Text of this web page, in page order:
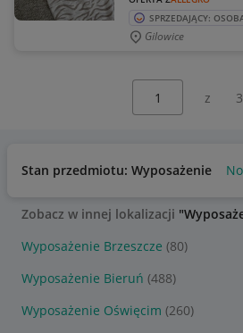
SPRZEDAJĄCY:
Gilowice
z 3
Stan przedmiotu: Wyposażenie
Zobacz w innej lokalizacji
Wyposażenie Brzeszcze (80)
Wyposażenie Bieruń (488)
Wyposażenie Oświęcim (260)